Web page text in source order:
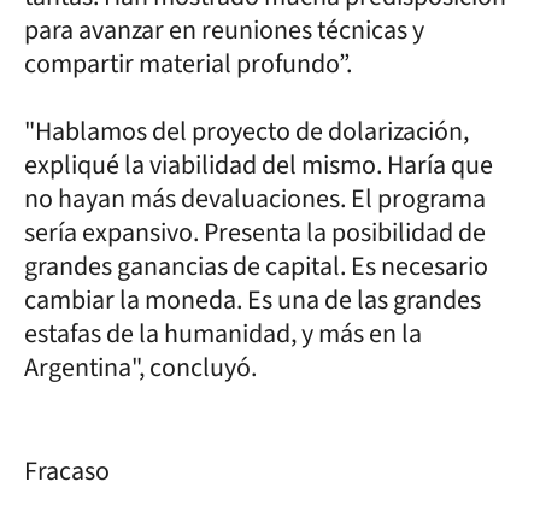
para avanzar en reuniones técnicas y
compartir material profundo”.
"Hablamos del proyecto de dolarización,
expliqué la viabilidad del mismo. Haría que
no hayan más devaluaciones. El programa
sería expansivo. Presenta la posibilidad de
grandes ganancias de capital. Es necesario
cambiar la moneda. Es una de las grandes
estafas de la humanidad, y más en la
Argentina", concluyó.
Fracaso